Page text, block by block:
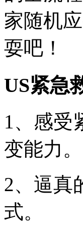
家随机
耍吧！
US紧急
1、感受
变能力。
2、逼真
式。